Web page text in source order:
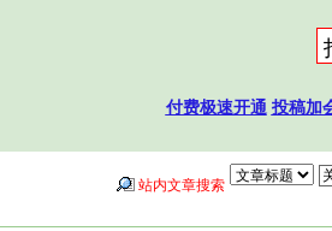
付费极速开通 投稿加
站内文章搜索